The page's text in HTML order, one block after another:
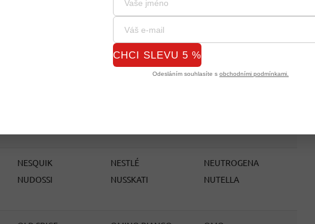
MANNER
MAOAM
MEHLIG & HELLER
MENTADENT
MEZZO MIX
NESQUIK NESTLÉ
NEUTROGENA
NUDOSSI NUSSKATI
NUTELLA
CHCI SLEVU 5 %
Odesláním souhlasíte s obchodními podmínkami.